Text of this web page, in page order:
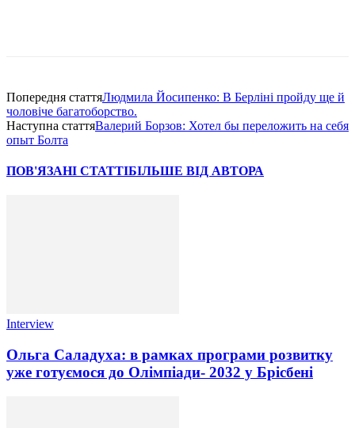
Попередня статтяЛюдмила Йосипенко: В Берліні пройду ще й
чоловіче багатоборство.
Наступна статтяВалерий Борзов: Хотел бы переложить на себя
опыт Болта
ПОВ'ЯЗАНІ СТАТТІБІЛЬШЕ ВІД АВТОРА
Interview
Ольга Саладуха: в рамках програми розвитку
уже готуємося до Олімпіади- 2032 у Брісбені